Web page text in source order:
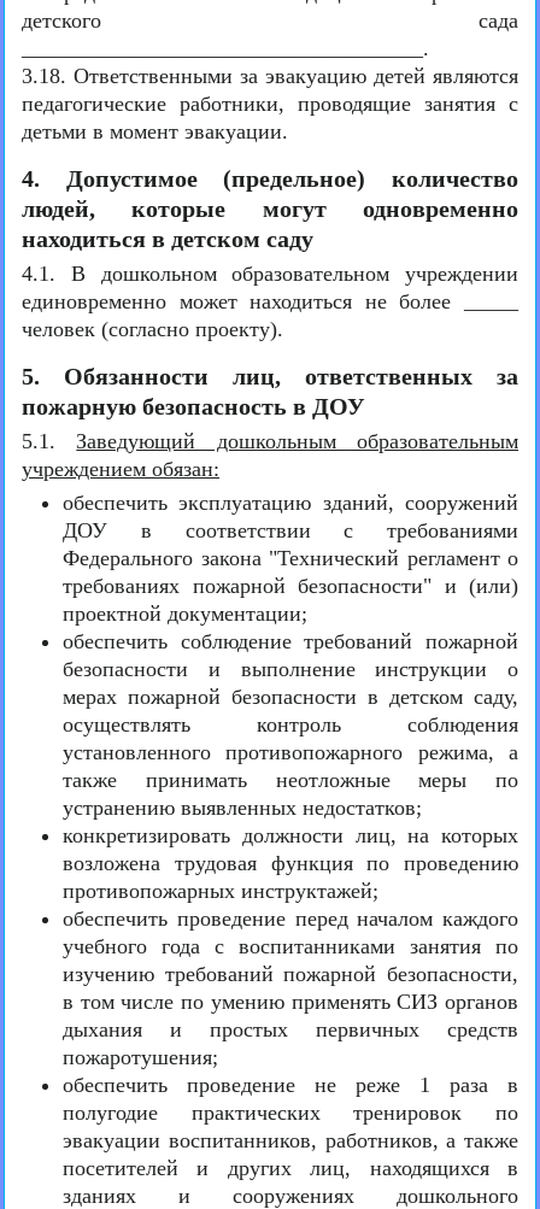
детского сада
_____________________________________.
3.18. Ответственными за эвакуацию детей являются
педагогические работники, проводящие занятия с
детьми в момент эвакуации.
4. Допустимое (предельное) количество
людей, которые могут одновременно
находиться в детском саду
4.1. В дошкольном образовательном учреждении
единовременно может находиться не более _____
человек (согласно проекту).
5. Обязанности лиц, ответственных за
пожарную безопасность в ДОУ
5.1.Заведующий дошкольным образовательным
учреждением обязан:
обеспечить эксплуатацию зданий, сооружений
ДОУ в соответствии с требованиями
Федерального закона "Технический регламент о
требованиях пожарной безопасности" и (или)
проектной документации;
обеспечить соблюдение требований пожарной
безопасности и выполнение инструкции о
мерах пожарной безопасности в детском саду,
осуществлять контроль соблюдения
установленного противопожарного режима, а
также принимать неотложные меры по
устранению выявленных недостатков;
конкретизировать должности лиц, на которых
возложена трудовая функция по проведению
противопожарных инструктажей;
обеспечить проведение перед началом каждого
учебного года с воспитанниками занятия по
изучению требований пожарной безопасности,
в том числе по умению применять СИЗ органов
дыхания и простых первичных средств
пожаротушения;
обеспечить проведение не реже 1 раза в
полугодие практических тренировок по
эвакуации воспитанников, работников, а также
посетителей и других лиц, находящихся в
зданиях и сооружениях дошкольного